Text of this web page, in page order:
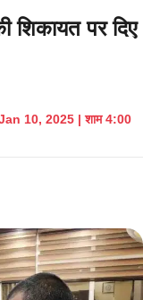
पर दिए
10, 2025 | शाम 4:00